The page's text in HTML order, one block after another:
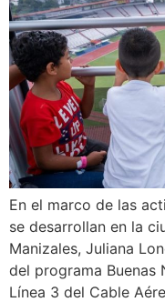
En el marco de las
se desarrollan en la
Manizales, Juliana
del programa Buenas
Línea 3 del Cable